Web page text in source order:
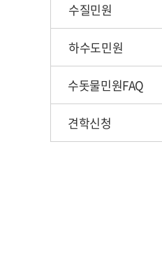
수질민원
하수도민원
수돗물민원FAQ
견학신청